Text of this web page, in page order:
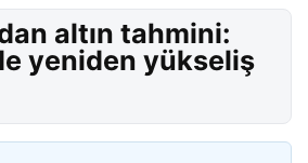
altın tahmini:
yeniden yükseliş